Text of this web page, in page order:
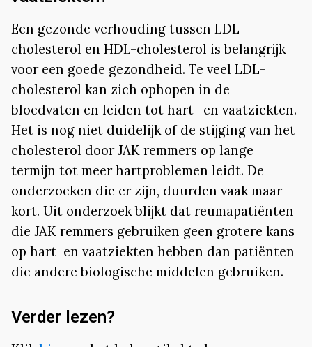
Een gezonde verhouding tussen LDL-
cholesterol en HDL-cholesterol is belangrijk
voor een goede gezondheid. Te veel LDL-
cholesterol kan zich ophopen in de
bloedvaten en leiden tot hart- en vaatziekten.
Het is nog niet duidelijk of de stijging van het
cholesterol door JAK remmers op lange
termijn tot meer hartproblemen leidt. De
onderzoeken die er zijn, duurden vaak maar
kort. Uit onderzoek blijkt dat reumapatiënten
die JAK remmers gebruiken geen grotere kans
op hart en vaatziekten hebben dan patiënten
die andere biologische middelen gebruiken.
Verder lezen?